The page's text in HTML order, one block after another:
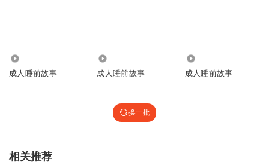
成人睡前故事 成人睡前故事 成人睡前故事
换一批
相关推荐